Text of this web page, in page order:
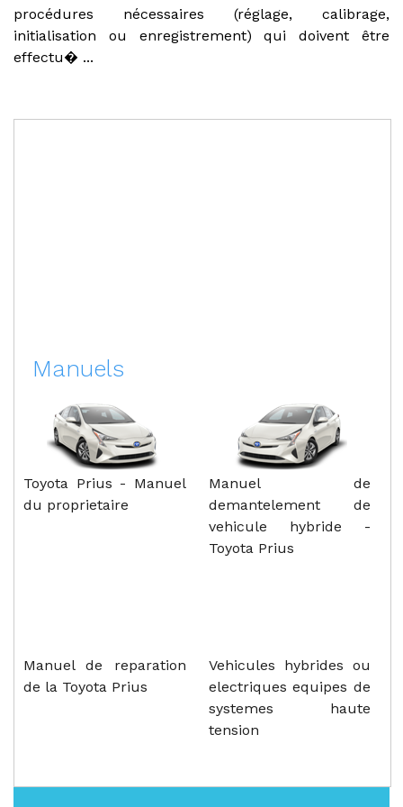
procédures nécessaires (réglage, calibrage,
initialisation ou enregistrement) qui doivent être
effectu� ...
Manuels
Toyota Prius - Manuel
du proprietaire
Manuel de
demantelement de
vehicule hybride -
Toyota Prius
Manuel de reparation
de la Toyota Prius
Vehicules hybrides ou
electriques equipes de
systemes haute
tension